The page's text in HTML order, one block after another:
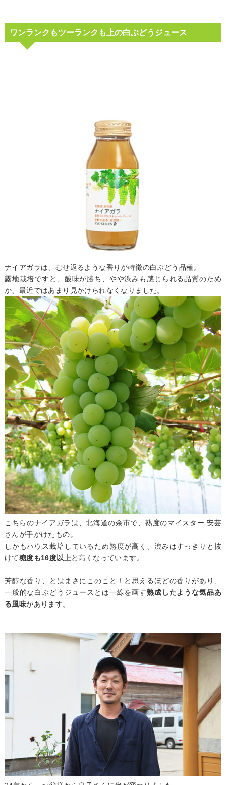
ワンランクもツーランクも上の白ぶどうジュース
ナイアガラは、むせ返るような香りが特徴の白ぶどう品種。
露地栽培ですと、酸味が勝ち、やや渋みも感じられる品質のため
か、最近ではあまり見かけられなくなりました。
こちらのナイアガラは、北海道の余市で、熟度のマイスター 安芸
さんが手がけたもの。
しかもハウス栽培しているため熟度が高く、渋みはすっきりと抜
けて糖度も16度以上と高くなっています。
芳醇な香り、とはまさにこのこと！と思えるほどの香りがあり、
一般的な白ぶどうジュースとは一線を画す熟成したような気品あ
る風味があります。